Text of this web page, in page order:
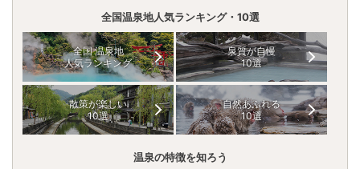
全国温泉地人気ランキング・10選
全国 温泉地
人気ランキング
泉質が自慢
10選
散策が楽しい
10選
自然あふれる
10選
温泉の特徴を知ろう